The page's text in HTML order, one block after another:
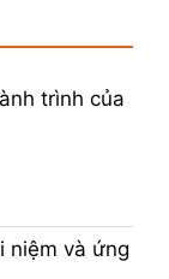
trình của
niệm và ứng